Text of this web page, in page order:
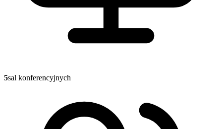
5sal konferencyjnych